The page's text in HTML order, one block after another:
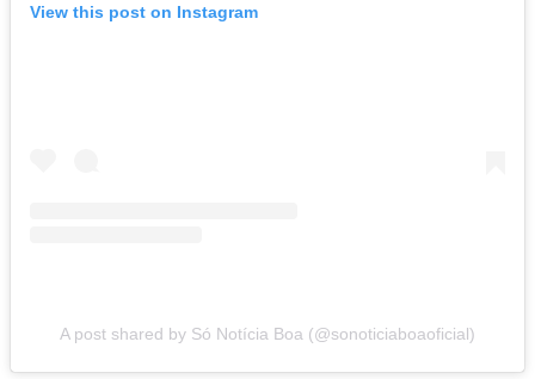
View this post on Instagram
A post shared by Só Notícia Boa (@sonoticiaboaoficial)